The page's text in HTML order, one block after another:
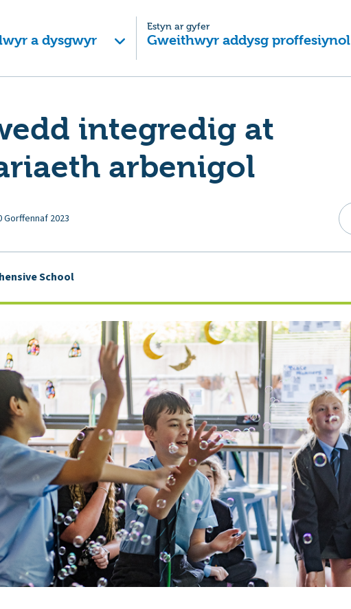
a dysgwyr
Estyn ar gyfer
Gweithwyr addysg proffesiynol
integredig at
arbenigol
Gorffennaf 2023
School